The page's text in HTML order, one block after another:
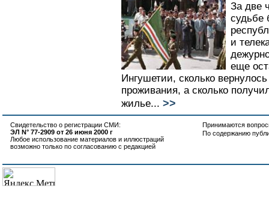
За две
судьбе
и
еще
Ингушетии, сколько
проживания, а сколько
жилье... >>
Свидетельство о регистрации СМИ:
ЭЛ N° 77-2909 от 26 июня 2000 г
Любое использование материалов и иллюстраций
возможно только по согласованию с редакцией
Принимаются
По содержанию